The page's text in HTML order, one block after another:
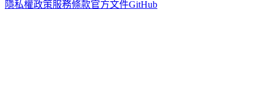
隱私權政策服務條款官方文件GitHub